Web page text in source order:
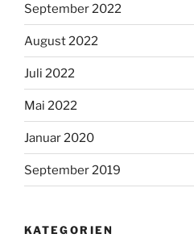
September 2022
August 2022
Juli 2022
Mai 2022
Januar 2020
September 2019
KATEGORIEN